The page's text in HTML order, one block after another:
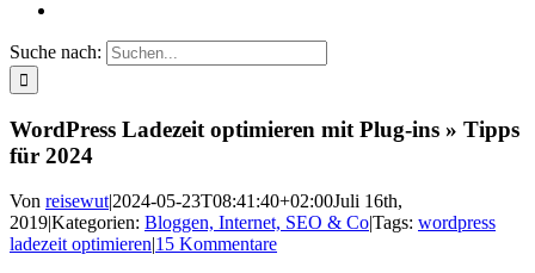
Suche nach:
WordPress Ladezeit optimieren mit Plug-ins » Tipps
für 2024
Von reisewut|2024-05-23T08:41:40+02:00Juli 16th,
2019|Kategorien: Bloggen, Internet, SEO & Co|Tags: wordpress
ladezeit optimieren|15 Kommentare